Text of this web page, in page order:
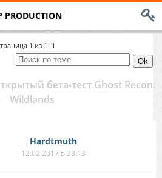
PRODUCTION
1 из 1 1
бета-тест Ghost Recon:
Wildlands
Hardtmuth
12.02.2017 в 23:13